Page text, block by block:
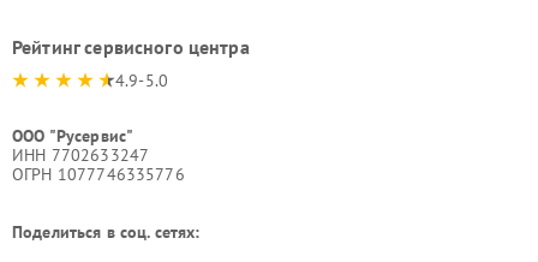
Рейтинг сервисного центра
4.9-5.0
ООО "Русервис"
ИНН 7702633247
ОГРН 1077746335776
Поделиться в соц. сетях: